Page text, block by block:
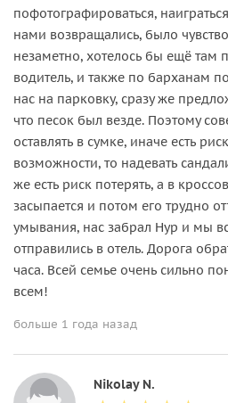
пофотографироваться,
нами возвращались, было
незаметно, хотелось бы ещё там
водитель, и также по барханам
нас на парковку, сразу же
что песок был везде. Поэтому
оставлять в сумке, иначе есть
возможности, то надевать
же есть риск потерять, а в
засыпается и потом его трудно
умывания, нас забрал Нур и мы
отправились в отель. Дорога
часа. Всей семье очень сильно
всем!
больше 1 года назад
Nikolay N.